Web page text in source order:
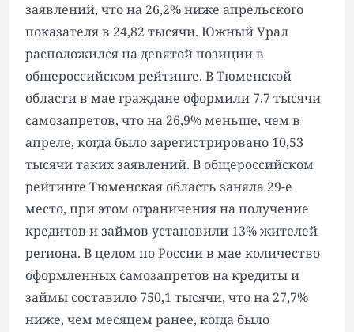
заявлений, что на 26,2% ниже апрельского
показателя в 24,82 тысячи. Южный Урал
расположился на девятой позиции в
общероссийском рейтинге. В Тюменской
области в мае граждане оформили 7,7 тысячи
самозапретов, что на 26,9% меньше, чем в
апреле, когда было зарегистрировано 10,53
тысячи таких заявлений. В общероссийском
рейтинге Тюменская область заняла 29-е
место, при этом ограничения на получение
кредитов и займов установили 13% жителей
региона. В целом по России в мае количество
оформленных самозапретов на кредиты и
займы составило 750,1 тысячи, что на 27,7%
ниже, чем месяцем ранее, когда было